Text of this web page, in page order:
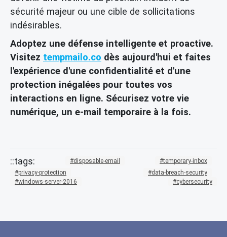
sécurité majeur ou une cible de sollicitations
indésirables.
Adoptez une défense intelligente et proactive.
Visitez tempmailo.co dès aujourd'hui et faites
l'expérience d'une confidentialité et d'une
protection inégalées pour toutes vos
interactions en ligne. Sécurisez votre vie
numérique, un e-mail temporaire à la fois.
disposable-email
temporary-inbox
privacy-protection
data-breach-security
windows-server-2016
cybersecurity